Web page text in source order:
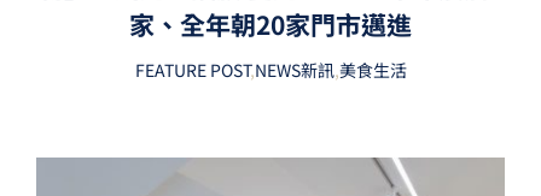
家、全年朝20家門市邁進
FEATURE POST,NEWS新訊,美食生活